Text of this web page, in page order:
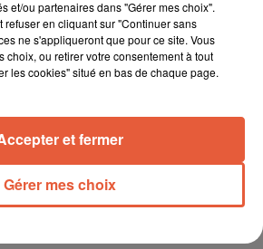
2026
: après un taureau percuté lors d'une
à Saliers,...
et/ou partenaires dans "Gérer mes choix".
refuser en cliquant sur "Continuer sans
ne s'appliqueront que pour ce site. Vous
choix, ou retirer votre consentement à tout
les cookies" situé en bas de chaque page.
Gérer mes choix
et fermer